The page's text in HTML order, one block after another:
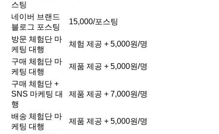
스팅
네이버 브랜드
블로그 포스팅
15,000/포스팅
방문 체험단 마
케팅 대행
체험 제공 + 5,000원/명
구매 체험단 마
케팅 대행
제품 제공 + 5,000원/명
구매 체험단 +
SNS 마케팅 대
행
제품 제공 + 7,000원/명
배송 체험단 마
케팅 대행
제품 제공 + 5,000원/명